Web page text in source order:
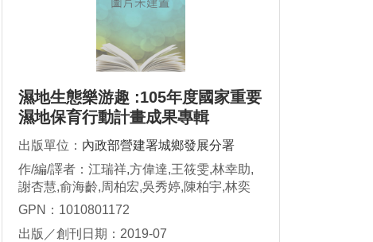
濕地生態樂游趣 :105年度國家重要
濕地保育行動計畫成果專輯
出版單位： 內政部營建署城鄉發展分署
作/編/譯者：江瑞祥,方偉達,王筱雯,林幸助,
謝杏慧,俞海齡,周柏宏,吳秀婷,陳柏宇,林奕
萱,洪嘉妤,林奕萱,吳昀融,陳禹彤
GPN：1010801172
出版／創刊日期：2019-07